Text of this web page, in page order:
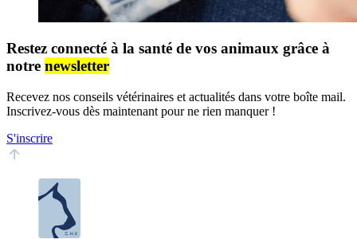
Restez connecté à la santé de vos animaux grâce à
notre newsletter
Recevez nos conseils vétérinaires et actualités dans votre boîte mail.
Inscrivez-vous dès maintenant pour ne rien manquer !
S'inscrire